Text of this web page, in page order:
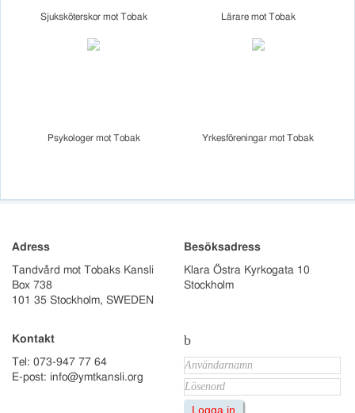
Sjuksköterskor mot Tobak Lärare mot Tobak
Psykologer mot Tobak Yrkesföreningar mot Tobak
Adress
Tandvård mot Tobaks Kansli
Box 738
101 35 Stockholm, SWEDEN
Besöksadress
Klara Östra Kyrkogata 10
Stockholm
Kontakt
Tel: 073-947 77 64
E-post: info@ymtkansli.org
b